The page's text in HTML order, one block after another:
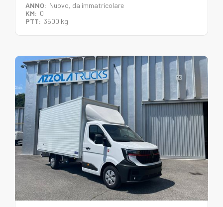
ANNO: Nuovo, da immatricolare
KM: 0
PTT: 3500 kg